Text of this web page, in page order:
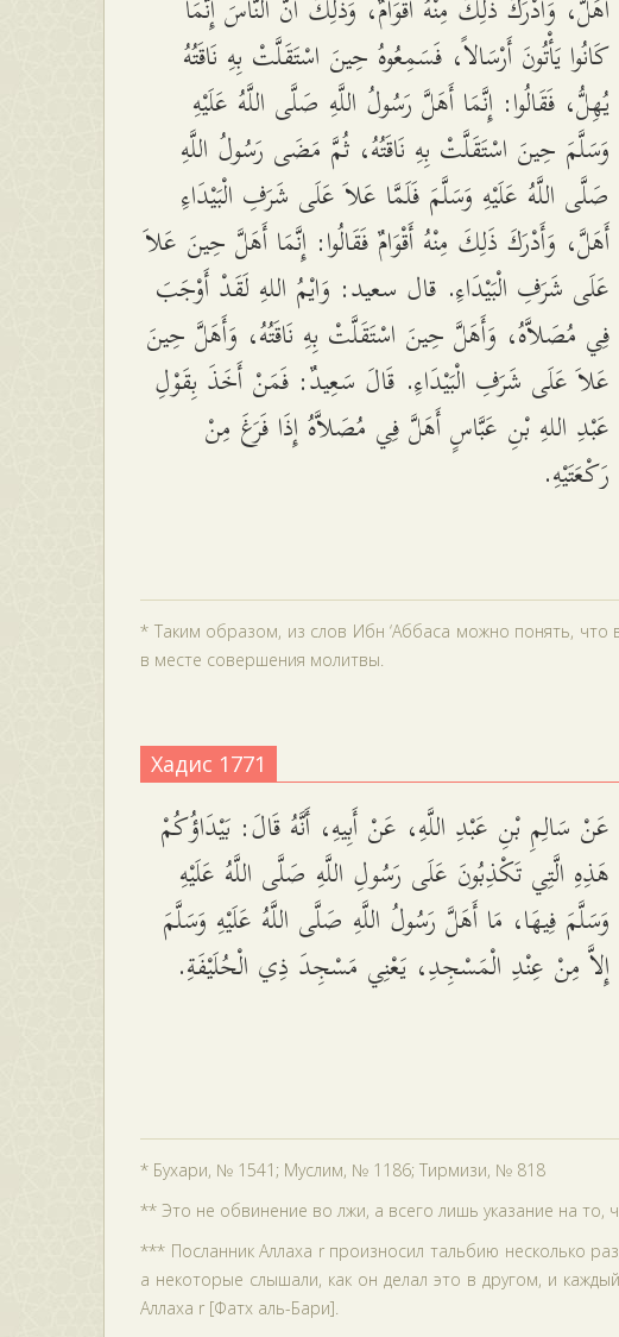
أَهَلَّ، وَأَدْرَكَ ذَلِكَ مِنْهُ أَقْوَامٌ، وَذَلِكَ أَنَّ النَّاسَ إِنَّمَا
كَانُوا يَأْتُونَ أَرْسَالاً، فَسَمِعُوهُ حِينَ اسْتَقَلَّتْ بِهِ نَاقَتُهُ
يُهِلُّ، فَقَالُوا: إِنَّمَا أَهَلَّ رَسُولُ اللَّهِ صَلَّى اللَّهُ عَلَيْهِ
وَسَلَّمَ حِينَ اسْتَقَلَّتْ بِهِ نَاقَتُهُ، ثُمَّ مَضَى رَسُولُ اللَّهِ
صَلَّى اللَّهُ عَلَيْهِ وَسَلَّمَ فَلَمَّا عَلاَ عَلَى شَرَفِ الْبَيْدَاءِ
أَهَلَّ، وَأَدْرَكَ ذَلِكَ مِنْهُ أَقْوَامٌ فَقَالُوا: إِنَّمَا أَهَلَّ حِينَ عَلاَ
عَلَى شَرَفِ الْبَيْدَاءِ. قال سعيد: وَايْمُ اللهِ لَقَدْ أَوْجَبَ
فِي مُصَلاَّهُ، وَأَهَلَّ حِينَ اسْتَقَلَّتْ بِهِ نَاقَتُهُ، وَأَهَلَّ حِينَ
عَلاَ عَلَى شَرَفِ الْبَيْدَاءِ. قَالَ سَعِيدٌ: فَمَنْ أَخَذَ بِقَوْلِ
عَبْدِ اللهِ بْنِ عَبَّاسٍ أَهَلَّ فِي مُصَلاَّهُ إِذَا فَرَغَ مِنْ
رَكْعَتَيْهِ.
* Таким образом, из слов Ибн ‘Аббаса можно понять,
в месте совершения молитвы.
Хадис 1771
عَنْ سَالِمِ بْنِ عَبْدِ اللَّهِ، عَنْ أَبِيهِ، أَنَّهُ قَالَ: بَيْدَاؤُكُمْ
هَذِهِ الَّتِي تَكْذِبُونَ عَلَى رَسُولِ اللَّهِ صَلَّى اللَّهُ عَلَيْهِ
وَسَلَّمَ فِيهَا، مَا أَهَلَّ رَسُولُ اللَّهِ صَلَّى اللَّهُ عَلَيْهِ وَسَلَّمَ
إِلاَّ مِنْ عِنْدِ الْمَسْجِدِ، يَعْنِي مَسْجِدَ ذِي الْحُلَيْفَةِ.
* Бухари, № 1541; Муслим, № 1186; Тирмизи, № 818
** Это не обвинение во лжи, а всего лишь указание на то,
*** Посланник Аллаха r произносил тальбию несколько
а некоторые слышали, как он делал это в другом, и
Аллаха r [Фатх аль-Бари].